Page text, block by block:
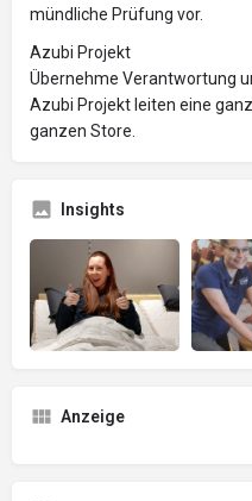
mündliche Prüfung vor.
Azubi Projekt
Übernehme Verantwortung
Azubi Projekt leiten eine
ganzen Store.
Insights
Anzeige